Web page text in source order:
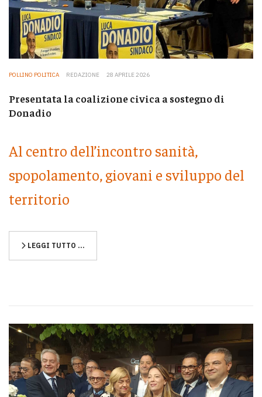
POLLINO POLITICA REDAZIONE 28 APRILE 2026
Presentata la coalizione civica a sostegno di
Donadio
Al centro dell’incontro sanità,
spopolamento, giovani e sviluppo del
territorio
LEGGI TUTTO …